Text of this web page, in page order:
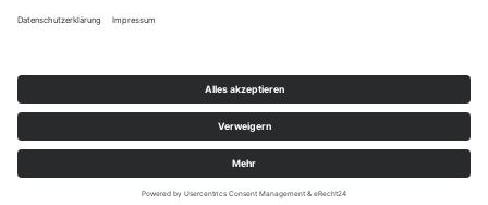
PEGASUS Werbeagentur GmbH
Datenschutz
Made with❤&TYPO3